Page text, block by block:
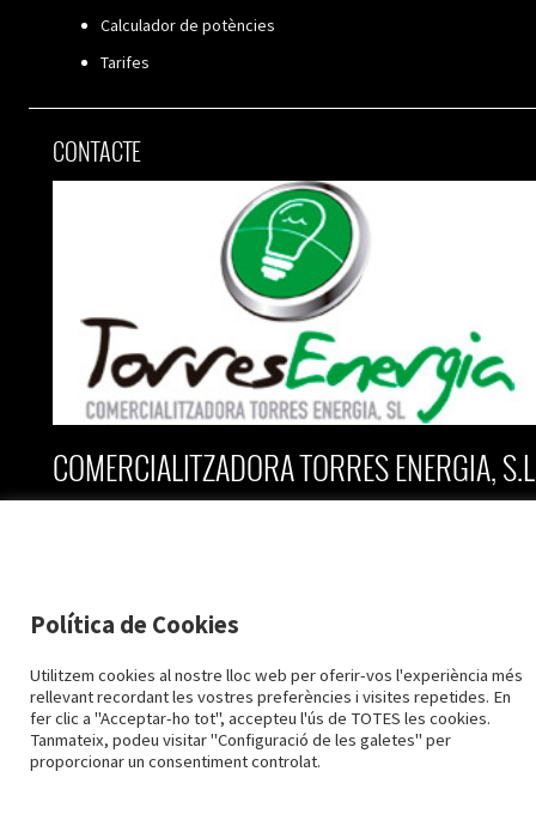
Calculador de potències
Tarifes
CONTACTE
COMERCIALITZADORA TORRES ENERGIA,
973 79 61 96
info@torresenergia.cat2015-2026 TORRESENERGIA ©
Avís Legal i Protecció de dades
Política de Cookies
Configuració cookies
Designed byLaPometa
Política de Cookies
Utilitzem cookies al nostre lloc web per oferir-vos l'experiència més
rellevant recordant les vostres preferències i visites repetides. En
fer clic a "Acceptar-ho tot", accepteu l'ús de TOTES les cookies.
Tanmateix, podeu visitar "Configuració de les galetes" per
proporcionar un consentiment controlat.